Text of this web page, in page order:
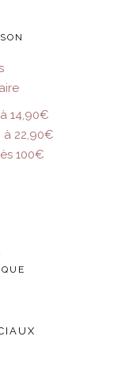
14,90€
à 22,90€
100€